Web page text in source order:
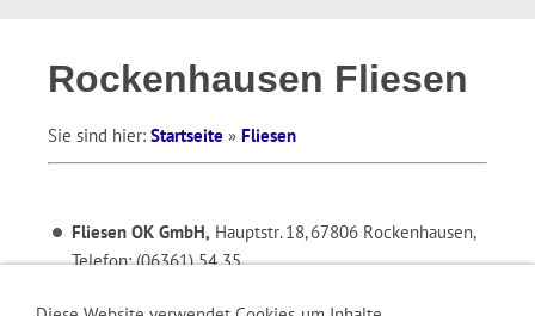
Rockenhausen Fliesen
Sie sind hier: Startseite » Fliesen
Fliesen OK GmbH, Hauptstr. 18, 67806 Rockenhausen,
Telefon: (06361) 54 35